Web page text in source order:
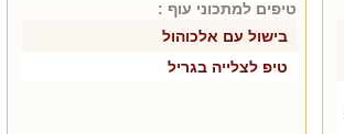
טיפים למתכוני עוף :
בישול עם אלכוהול
טיפ לצלייה בגריל